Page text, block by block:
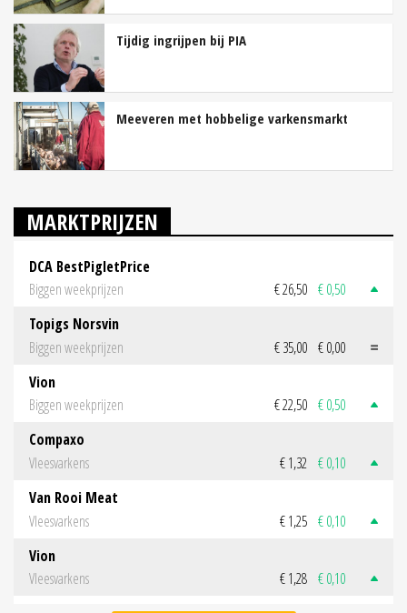
Tijdig ingrijpen bij PIA
Meeveren met hobbelige varkensmarkt
MARKTPRIJZEN
DCA BestPigletPrice
Biggen weekprijzen
€ 26,50 € 0,50
Topigs Norsvin
Biggen weekprijzen
€ 35,00 € 0,00
Vion
Biggen weekprijzen
€ 22,50 € 0,50
Compaxo
Vleesvarkens
€ 1,32 € 0,10
Van Rooi Meat
Vleesvarkens
€ 1,25 € 0,10
Vion
Vleesvarkens
€ 1,28 € 0,10